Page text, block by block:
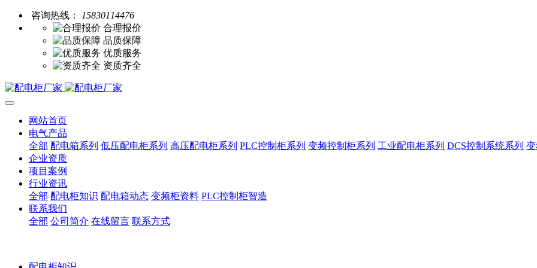
咨询热线：
15830114476
合理报价
品质保障
优质服务
资质齐全
网站首页
电气产品
全部 配电箱系列 低压配电柜系列 高压配电柜系列 PLC控制柜系列 变频控制柜系列 工业配电柜系列 DCS控制系统系列
企业资质
项目案例
行业资讯
全部 配电柜知识 配电箱动态 变频柜资料 PLC控制柜智造
联系我们
全部 公司简介 在线留言 联系方式